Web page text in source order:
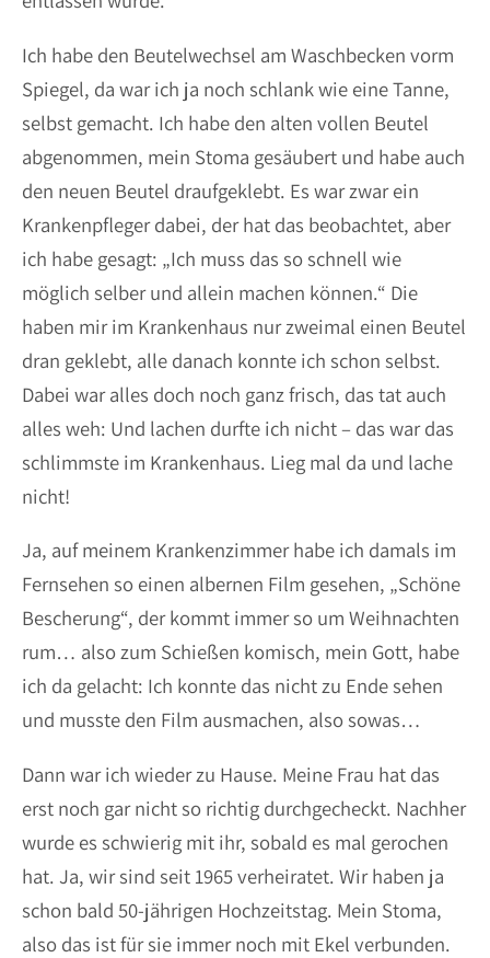
Ich habe den Beutelwechsel am Waschbecken vorm
Spiegel, da war ich ja noch schlank wie eine Tanne,
selbst gemacht. Ich habe den alten vollen Beutel
abgenommen, mein Stoma gesäubert und habe auch
den neuen Beutel draufgeklebt. Es war zwar ein
Krankenpfleger dabei, der hat das beobachtet, aber
ich habe gesagt: „Ich muss das so schnell wie
möglich selber und allein machen können.“ Die
haben mir im Krankenhaus nur zweimal einen Beutel
dran geklebt, alle danach konnte ich schon selbst.
Dabei war alles doch noch ganz frisch, das tat auch
alles weh: Und lachen durfte ich nicht – das war das
schlimmste im Krankenhaus. Lieg mal da und lache
nicht!
Ja, auf meinem Krankenzimmer habe ich damals im
Fernsehen so einen albernen Film gesehen, „Schöne
Bescherung“, der kommt immer so um Weihnachten
rum… also zum Schießen komisch, mein Gott, habe
ich da gelacht: Ich konnte das nicht zu Ende sehen
und musste den Film ausmachen, also sowas…
Dann war ich wieder zu Hause. Meine Frau hat das
erst noch gar nicht so richtig durchgecheckt. Nachher
wurde es schwierig mit ihr, sobald es mal gerochen
hat. Ja, wir sind seit 1965 verheiratet. Wir haben ja
schon bald 50-jährigen Hochzeitstag. Mein Stoma,
also das ist für sie immer noch mit Ekel verbunden.